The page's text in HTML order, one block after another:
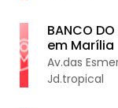
BANCO
em Marília
Av.das
Jd.tropical